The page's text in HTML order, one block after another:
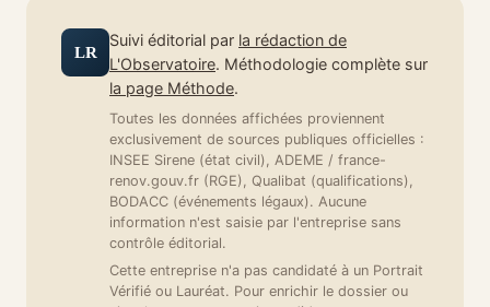
LR
Suivi éditorial par la rédaction de
L'Observatoire. Méthodologie complète sur
la page Méthode.
Toutes les données affichées proviennent
exclusivement de sources publiques officielles :
INSEE Sirene (état civil), ADEME / france-
renov.gouv.fr (RGE), Qualibat (qualifications),
BODACC (événements légaux). Aucune
information n'est saisie par l'entreprise sans
contrôle éditorial.
Cette entreprise n'a pas candidaté à un Portrait
Vérifié ou Lauréat. Pour enrichir le dossier ou